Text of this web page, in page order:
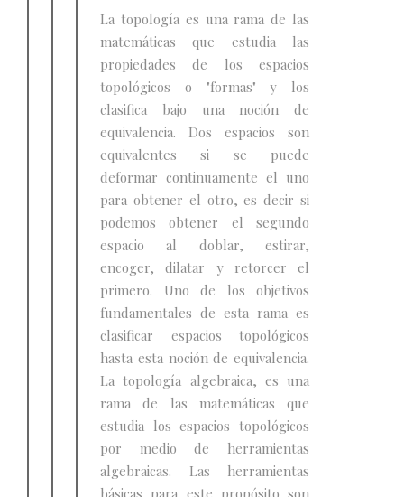
La topología es una rama de las
matemáticas que estudia las
propiedades de los espacios
topológicos o "formas" y los
clasifica bajo una noción de
equivalencia. Dos espacios son
equivalentes si se puede
deformar continuamente el uno
para obtener el otro, es decir si
podemos obtener el segundo
espacio al doblar, estirar,
encoger, dilatar y retorcer el
primero. Uno de los objetivos
fundamentales de esta rama es
clasificar espacios topológicos
hasta esta noción de equivalencia.
La topología algebraica, es una
rama de las matemáticas que
estudia los espacios topológicos
por medio de herramientas
algebraicas. Las herramientas